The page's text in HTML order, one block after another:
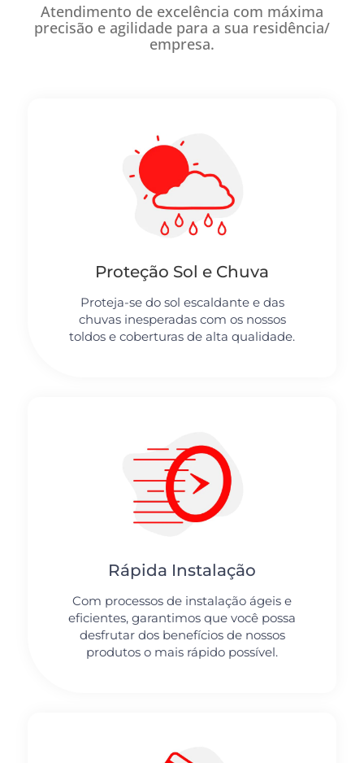
Atendimento de excelência com máxima
precisão e agilidade para a sua residência/
empresa.
Proteção Sol e Chuva
Proteja-se do sol escaldante e das
chuvas inesperadas com os nossos
toldos e coberturas de alta qualidade.
Rápida Instalação
Com processos de instalação ágeis e
eficientes, garantimos que você possa
desfrutar dos benefícios de nossos
produtos o mais rápido possível.